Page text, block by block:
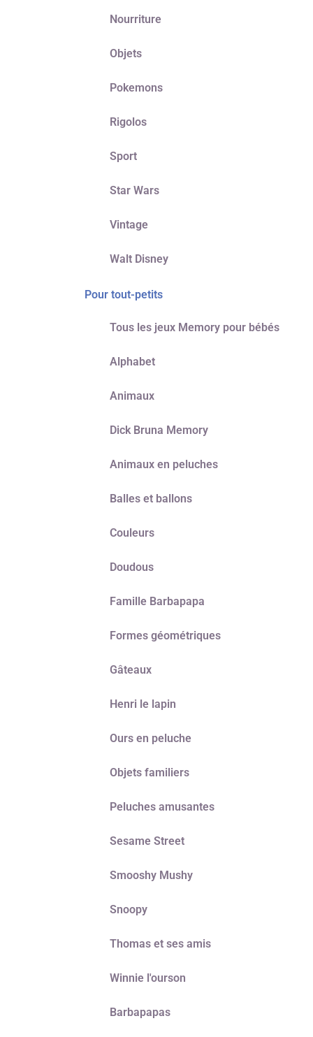
Nourriture
Objets
Pokemons
Rigolos
Sport
Star Wars
Vintage
Walt Disney
Pour tout-petits
Tous les jeux Memory pour bébés
Alphabet
Animaux
Dick Bruna Memory
Animaux en peluches
Balles et ballons
Couleurs
Doudous
Famille Barbapapa
Formes géométriques
Gâteaux
Henri le lapin
Ours en peluche
Objets familiers
Peluches amusantes
Sesame Street
Smooshy Mushy
Snoopy
Thomas et ses amis
Winnie l'ourson
Barbapapas